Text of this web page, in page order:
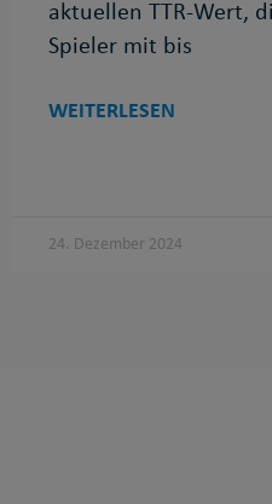
aktuellen TTR-Wert,
Spieler mit bis
WEITERLESEN
24. Dezember 2024